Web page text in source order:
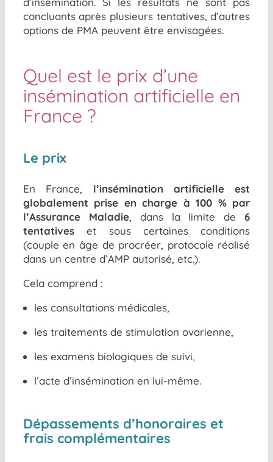
concluants après plusieurs tentatives, d’autres
options de PMA peuvent être envisagées.
Quel est le prix d’une
insémination artificielle en
France ?
Le prix
En France, l’insémination artificielle est
globalement prise en charge à 100 % par
l’Assurance Maladie, dans la limite de6
tentativeset sous certaines conditions
(couple en âge de procréer, protocole réalisé
dans un centre d’AMP autorisé, etc.).
Cela comprend :
les consultations médicales,
les traitements de stimulation ovarienne,
les examens biologiques de suivi,
l’acte d’insémination en lui-même.
Dépassements d’honoraires et
frais complémentaires